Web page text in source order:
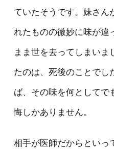
ていたそうです。妹さん
れたものの微妙に味が違
まま世を去ってしまいま
たのは、死後のことでし
ば、その味を何として
悔しかありません。
相手が医師だからといっ